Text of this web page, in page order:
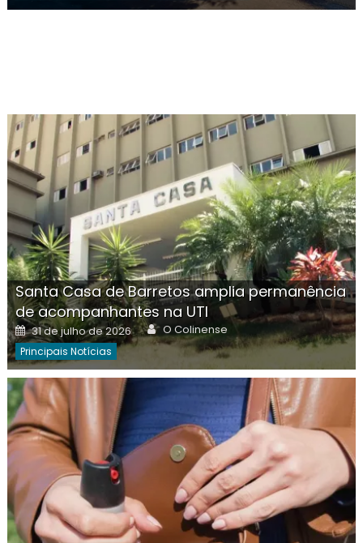
Santa Casa de Barretos amplia permanência
de acompanhantes na UTI
Posted
on
31 de julho de 2026 Author
O Colinense
Principais Notícias